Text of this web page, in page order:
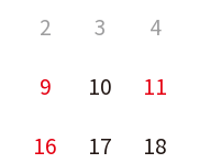
2
3 4
9
10 11
16
17 18